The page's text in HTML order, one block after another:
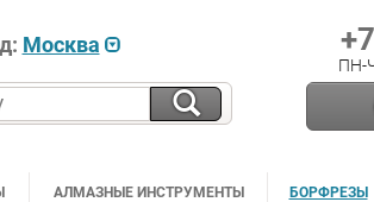
Москва
ПН-
АЛМАЗНЫЕ ИНСТРУМЕНТЫ БОРФРЕЗЫ